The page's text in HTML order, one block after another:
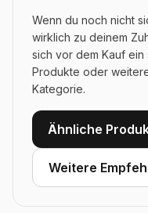
Wenn du noch nicht
wirklich zu deinem
sich vor dem Kauf
Produkte oder
Kategorie.
Ähnliche
Weitere